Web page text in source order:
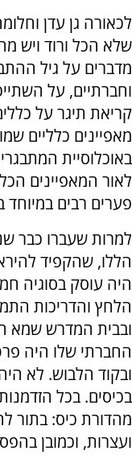
לכאורה גן עדן
שלא הכל ורוד ויש
מדברים על גיל
וחברתיים, על
קריאת תיגר על
מאפיינים כלליים
באוכלוסיית
לאור המאפיינים
פערים רבים במיוחד
למרות שעברו כבר
הללו, שהקפיד
היה עוסק בסוגיה
הלחץ והדריכות
ובבית המדרש שמא
החברתי שלו היה
ובקוד הלבוש. לא
בכיסים. בכל
מהדורת כיס: בתור
ועצרות, וכמובן